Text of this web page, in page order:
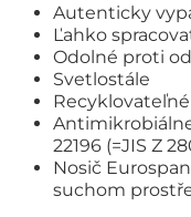
Autenticky
Ľahko
Odolné proti
Svetlostále
Recyklovateľné
22196 (=JIS Z
Nosič
suchom